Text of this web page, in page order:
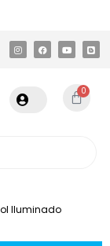
0
Iluminado